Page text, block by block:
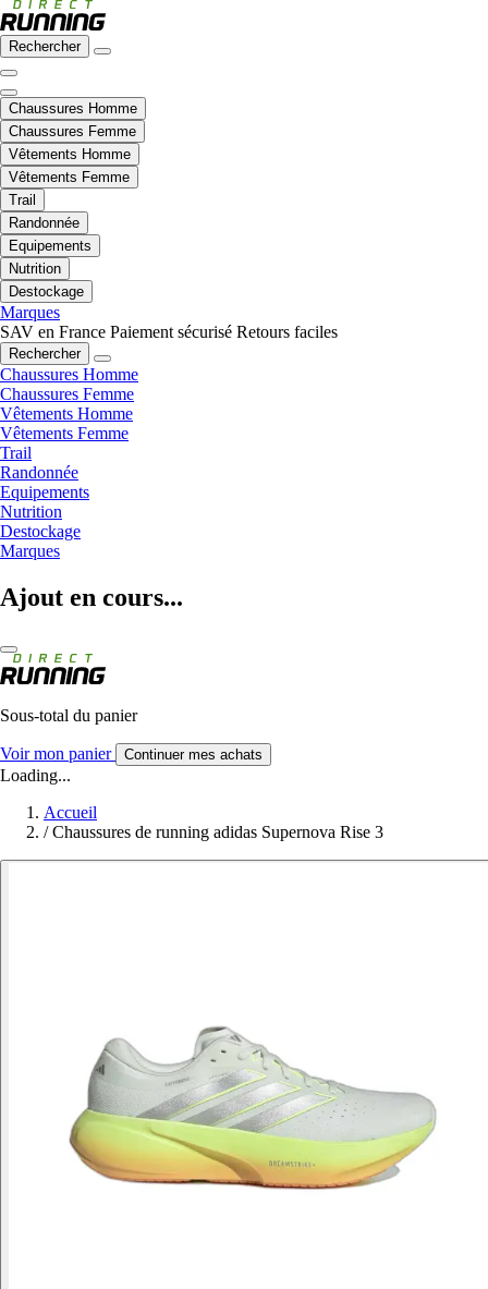
Rechercher
Chaussures Homme
Chaussures Femme
Vêtements Homme
Vêtements Femme
Trail
Randonnée
Equipements
Nutrition
Destockage
Marques
SAV en France Paiement sécurisé Retours faciles
Rechercher
Chaussures Homme
Chaussures Femme
Vêtements Homme
Vêtements Femme
Trail
Randonnée
Equipements
Nutrition
Destockage
Marques
Ajout en cours...
Sous-total du panier
Voir mon panier Continuer mes achats
Loading...
Accueil
/ Chaussures de running adidas Supernova Rise 3